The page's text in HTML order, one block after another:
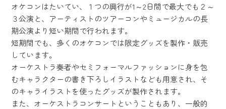
オケコンはたいてい、１つの興行が1～2日間で最大でも２～
３公演と、アーティストのツアーコンやミュージカルの長
期公演より短い期間で行われます。
短期間でも、多くのオケコンでは限定グッズを製作・販売
しています。
オーケストラ奏者やセミフォーマルファッションに身を包
むキャラクターの書き下ろしイラストなども用意され、そ
のキャライラストを使ったグッズが製作されます。
また、オーケストラコンサートということもあり、一般的